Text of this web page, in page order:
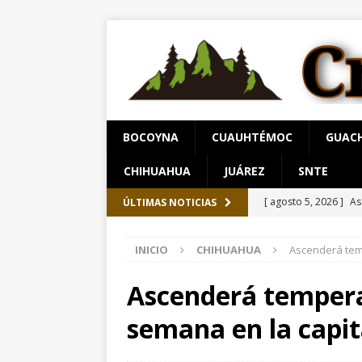
BOCOYNA CUAUHTÉMOC
CHIHUAHUA JUÁREZ SNTE
ÚLTIMAS NOTICIAS [ agosto 5, 2026 ]
beneficio de más
[ agosto 5, 2026 ]
[ agosto 5, 2026 ]
INICIO CHIHUAHUA Ascenderá
Ascenderá
semana en la